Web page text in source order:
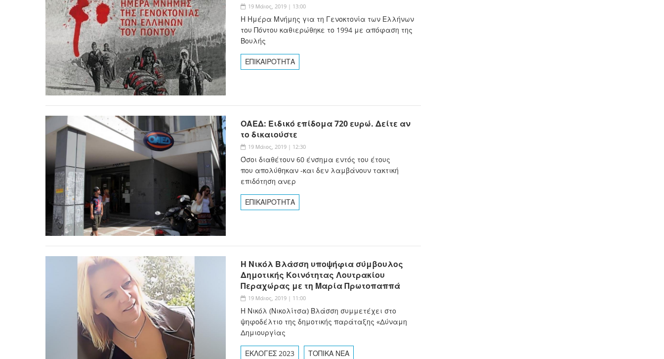
19 Μάιος, 2019 | 13:00
Η Ημέρα Μνήμης για τη Γενοκτονία των Ελλήνων
του Πόντου καθιερώθηκε το 1994 με απόφαση της
Βουλής
ΕΠΙΚΑΙΡΟΤΗΤΑ
ΟΑΕΔ: Ειδικό επίδομα 720 ευρώ. Δείτε αν
το δικαιούστε
19 Μάιος, 2019 | 12:30
Όσοι διαθέτουν 60 ένσημα εντός του έτους
που απολύθηκαν -και δεν λαμβάνουν τακτική
επιδότηση ανερ
ΕΠΙΚΑΙΡΟΤΗΤΑ
Η Νικόλ Βλάσση υποψήφια σύμβουλος
Δημοτικής Κοινότητας Λουτρακίου
Περαχώρας με τη Μαρία Πρωτοπαππά
19 Μάιος, 2019 | 11:00
Η Νικόλ (Νικολίτσα) Βλάσση συμμετέχει στο
ψηφοδέλτιο της δημοτικής παράταξης «Δύναμη
Δημιουργίας
ΕΚΛΟΓΕΣ 2023 ΤΟΠΙΚΑ ΝΕΑ